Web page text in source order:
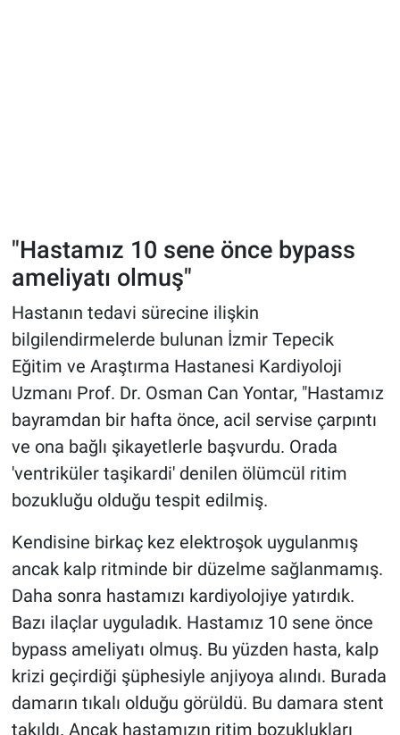
"Hastamız 10 sene önce bypass
ameliyatı olmuş"
Hastanın tedavi sürecine ilişkin
bilgilendirmelerde bulunan İzmir Tepecik
Eğitim ve Araştırma Hastanesi Kardiyoloji
Uzmanı Prof. Dr. Osman Can Yontar, "Hastamız
bayramdan bir hafta önce, acil servise çarpıntı
ve ona bağlı şikayetlerle başvurdu. Orada
'ventriküler taşikardi' denilen ölümcül ritim
bozukluğu olduğu tespit edilmiş.
Kendisine birkaç kez elektroşok uygulanmış
ancak kalp ritminde bir düzelme sağlanmamış.
Daha sonra hastamızı kardiyolojiye yatırdık.
Bazı ilaçlar uyguladık. Hastamız 10 sene önce
bypass ameliyatı olmuş. Bu yüzden hasta, kalp
krizi geçirdiği şüphesiyle anjiyoya alındı. Burada
damarın tıkalı olduğu görüldü. Bu damara stent
takıldı. Ancak hastamızın ritim bozuklukları